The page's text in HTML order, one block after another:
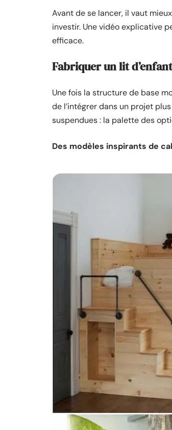
Avant de se lancer, il vaut
investir. Une vidéo explicative
efficace.
Fabriquer un lit
Une fois la structure de base
de l’intégrer dans un projet
suspendues : la palette des
Des modèles inspirants de